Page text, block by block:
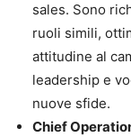
sales. Sono
ruoli simili,
attitudine al
leadership e
nuove sfide.
Chief